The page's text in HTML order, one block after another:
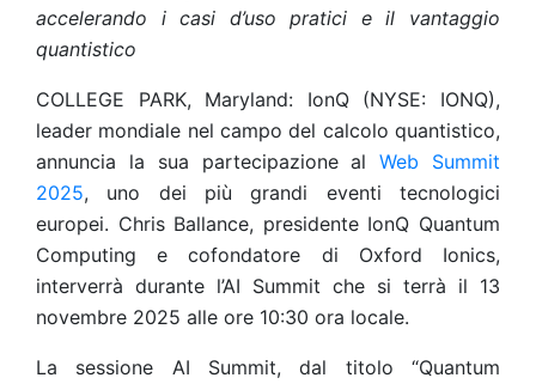
accelerando i casi d’uso pratici e il vantaggio
quantistico
COLLEGE PARK, Maryland: IonQ (NYSE: IONQ),
leader mondiale nel campo del calcolo quantistico,
annuncia la sua partecipazione alWeb Summit
2025, uno dei più grandi eventi tecnologici
europei. Chris Ballance, presidente IonQ Quantum
Computing e cofondatore di Oxford Ionics,
interverrà durante l’AI Summit che si terrà il 13
novembre 2025 alle ore 10:30 ora locale.
La sessione AI Summit, dal titolo “Quantum